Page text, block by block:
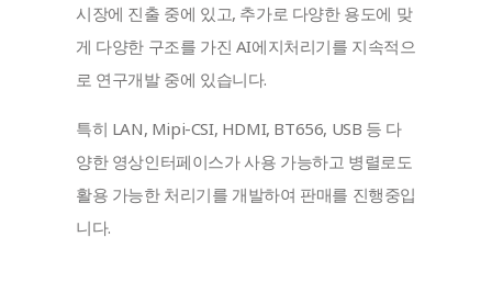
시장에 진출 중에 있고, 추가로 다양한 용도에 맞
게 다양한 구조를 가진 AI에지처리기를 지속적으
로 연구개발 중에 있습니다.
특히 LAN, Mipi-CSI, HDMI, BT656, USB 등 다
양한 영상인터페이스가 사용 가능하고 병렬로도
활용 가능한 처리기를 개발하여 판매를 진행중입
니다.